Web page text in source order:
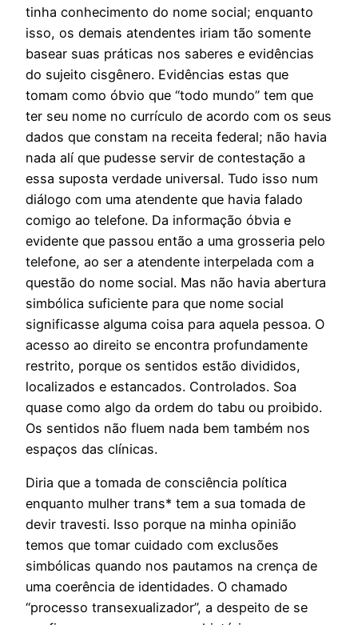
tinha conhecimento do nome social; enquanto
isso, os demais atendentes iriam tão somente
basear suas práticas nos saberes e evidências
do sujeito cisgênero. Evidências estas que
tomam como óbvio que “todo mundo” tem que
ter seu nome no currículo de acordo com os seus
dados que constam na receita federal; não havia
nada alí que pudesse servir de contestação a
essa suposta verdade universal. Tudo isso num
diálogo com uma atendente que havia falado
comigo ao telefone. Da informação óbvia e
evidente que passou então a uma grosseria pelo
telefone, ao ser a atendente interpelada com a
questão do nome social. Mas não havia abertura
simbólica suficiente para que nome social
significasse alguma coisa para aquela pessoa. O
acesso ao direito se encontra profundamente
restrito, porque os sentidos estão divididos,
localizados e estancados. Controlados. Soa
quase como algo da ordem do tabu ou proibido.
Os sentidos não fluem nada bem também nos
espaços das clínicas.
Diria que a tomada de consciência política
enquanto mulher trans* tem a sua tomada de
devir travesti. Isso porque na minha opinião
temos que tomar cuidado com exclusões
simbólicas quando nos pautamos na crença de
uma coerência de identidades. O chamado
“processo transexualizador”, a despeito de se